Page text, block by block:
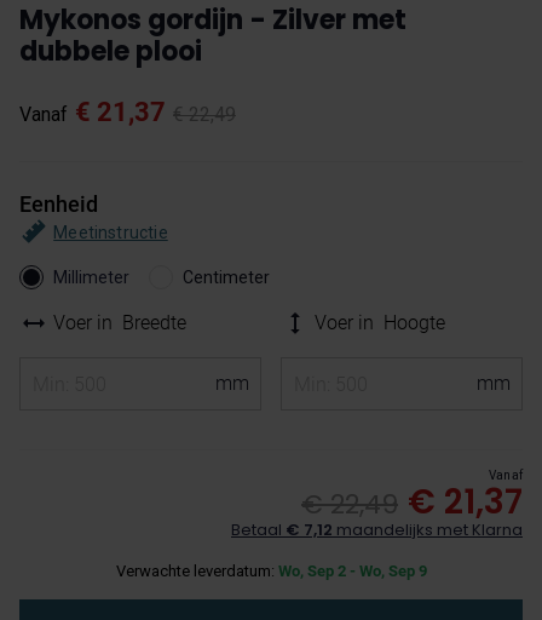
Mykonos gordijn - Zilver met
dubbele plooi
Vanaf € 22,49
€ 21,37
Eenheid
Meetinstructie
Millimeter Centimeter
Voer in Breedte Voer in Hoogte
Vanaf
€ 22,49 € 21,37
Betaal € 7,12 maandelijks met Klarna
Verwachte leverdatum: Wo, Sep 2 - Wo, Sep 9